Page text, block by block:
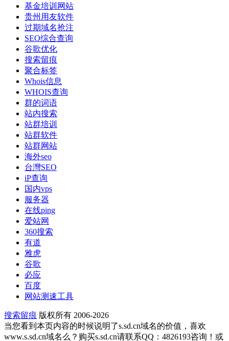
基金培训网站
贵州用友软件
过期域名抢注
SEO综合查询
谷歌优化
搜索留痕
聚合标签
Whois信息
WHOIS查询
群的词语
站内搜索
站群培训
站群软件
站群网站
海外seo
台灣SEO
iP查询
国内vps
服务器
在线ping
爱站网
360搜索
有道
雅虎
谷歌
必应
百度
网站测速工具
搜索留痕 版权所有 2006-2026
当您看到本页内容的时候说明了s.sd.cn域名的价值，喜欢
www.s.sd.cn域名么？购买s.sd.cn请联系QQ：4826193咨询！或